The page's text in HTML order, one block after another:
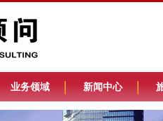
业务领域 新闻中心